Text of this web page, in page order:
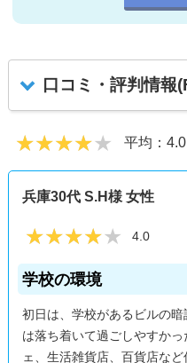
口コミ・評判情報
★★★★★
★★★★★ 平均： 4.0
兵庫30代 S.H様 女性
★★★★★
★★★★★ 4.0
学校の環境
初日は、学校があるビルの
は落ち着いて過ごしやすか
ェ、生活雑貨店、百貨店な